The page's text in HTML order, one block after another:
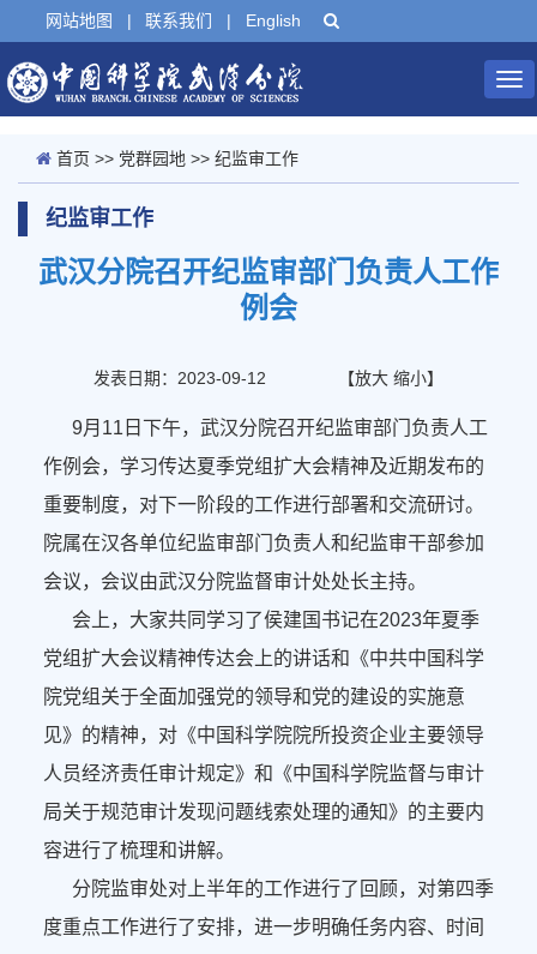
网站地图 | 联系我们 | English
首页 >> 党群园地 >> 纪监审工作
纪监审工作
武汉分院召开纪监审部门负责人工作
例会
发表日期：2023-09-12 【放大 缩小】
9月11日下午，武汉分院召开纪监审部门负责人工
作例会，学习传达夏季党组扩大会精神及近期发布的
重要制度，对下一阶段的工作进行部署和交流研讨。
院属在汉各单位纪监审部门负责人和纪监审干部参加
会议，会议由武汉分院监督审计处处长主持。
会上，大家共同学习了侯建国书记在2023年夏季
党组扩大会议精神传达会上的讲话和《中共中国科学
院党组关于全面加强党的领导和党的建设的实施意
见》的精神，对《中国科学院院所投资企业主要领导
人员经济责任审计规定》和《中国科学院监督与审计
局关于规范审计发现问题线索处理的通知》的主要内
容进行了梳理和讲解。
分院监审处对上半年的工作进行了回顾，对第四季
度重点工作进行了安排，进一步明确任务内容、时间